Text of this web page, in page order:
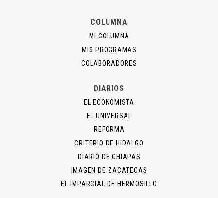
COLUMNA
MI COLUMNA
MIS PROGRAMAS
COLABORADORES
DIARIOS
EL ECONOMISTA
EL UNIVERSAL
REFORMA
CRITERIO DE HIDALGO
DIARIO DE CHIAPAS
IMAGEN DE ZACATECAS
EL IMPARCIAL DE HERMOSILLO